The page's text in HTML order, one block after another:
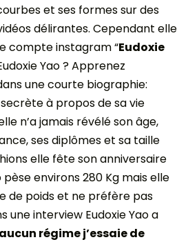
et ses formes sur des
délirantes. Cependant elle
compte instagram “Eudoxie
Yao ? Apprenez
une courte biographie:
à propos de sa vie
n’a jamais révélé son âge,
ses diplômes et sa taille
elle fête son anniversaire
pèse environs 280 Kg mais elle
de poids et ne préfère pas
une interview Eudoxie Yao a
régime j’essaie de